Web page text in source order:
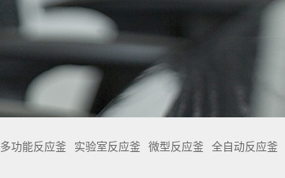
多功能反应釜 实验室反应釜 微型反应釜 全自动反应釜